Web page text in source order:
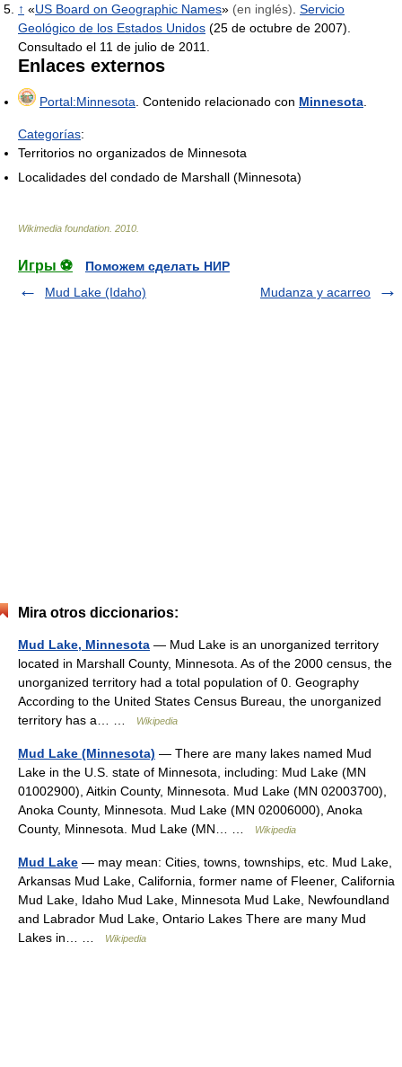
↑ «US Board on Geographic Names» (en inglés) Servicio
Geológico de los Estados Unidos (25 de octubre de 2007).
Consultado el 11 de julio de 2011.
Enlaces externos
Portal:Minnesota . Contenido relacionado con Minnesota
Categorías:
Territorios no organizados de Minnesota
Localidades del condado de Marshall (Minnesota)
Wikimedia foundation 2010
Игры ⚽
Поможем сделать НИР
Mud Lake (Idaho)
Mudanza y acarreo
Mira otros diccionarios:
Mud Lake, Minnesota — Mud Lake is an unorganized territory
located in Marshall County, Minnesota. As of the 2000 census, the
unorganized territory had a total population of 0. Geography
According to the United States Census Bureau, the unorganized
territory has a… …
Wikipedia
Mud Lake (Minnesota) — There are many lakes named Mud
Lake in the U.S. state of Minnesota, including: Mud Lake (MN
01002900), Aitkin County, Minnesota. Mud Lake (MN 02003700),
Anoka County, Minnesota. Mud Lake (MN 02006000), Anoka
County, Minnesota. Mud Lake (MN… …
Wikipedia
Mud Lake — may mean: Cities, towns, townships, etc. Mud Lake,
Arkansas Mud Lake, California, former name of Fleener, California
Mud Lake, Idaho Mud Lake, Minnesota Mud Lake, Newfoundland
and Labrador Mud Lake, Ontario Lakes There are many Mud
Lakes in… …
Wikipedia